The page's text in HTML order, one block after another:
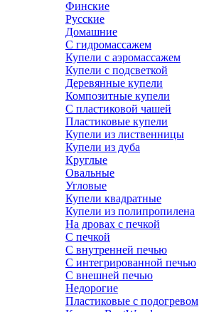
Финские
Русские
Домашние
С гидромассажем
Купели с аэромассажем
Купели с подсветкой
Деревянные купели
Композитные купели
С пластиковой чашей
Пластиковые купели
Купели из лиственницы
Купели из дуба
Круглые
Овальные
Угловые
Купели квадратные
Купели из полипропилена
На дровах с печкой
С печкой
С внутренней печью
С интегрированной печью
С внешней печью
Недорогие
Пластиковые с подогревом